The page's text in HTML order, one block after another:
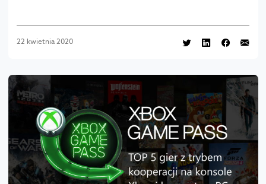
22 kwietnia 2020